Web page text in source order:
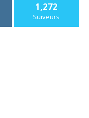
1,272
Suiveurs